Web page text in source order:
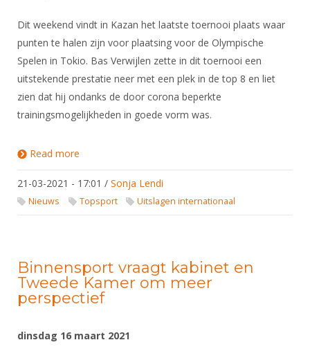
Dit weekend vindt in Kazan het laatste toernooi plaats waar
punten te halen zijn voor plaatsing voor de Olympische
Spelen in Tokio. Bas Verwijlen zette in dit toernooi een
uitstekende prestatie neer met een plek in de top 8 en liet
zien dat hij ondanks de door corona beperkte
trainingsmogelijkheden in goede vorm was.
Read more
21-03-2021 - 17:01 / Sonja Lendi
Nieuws Topsport Uitslagen internationaal
Binnensport vraagt kabinet en
Tweede Kamer om meer
perspectief
dinsdag 16 maart 2021